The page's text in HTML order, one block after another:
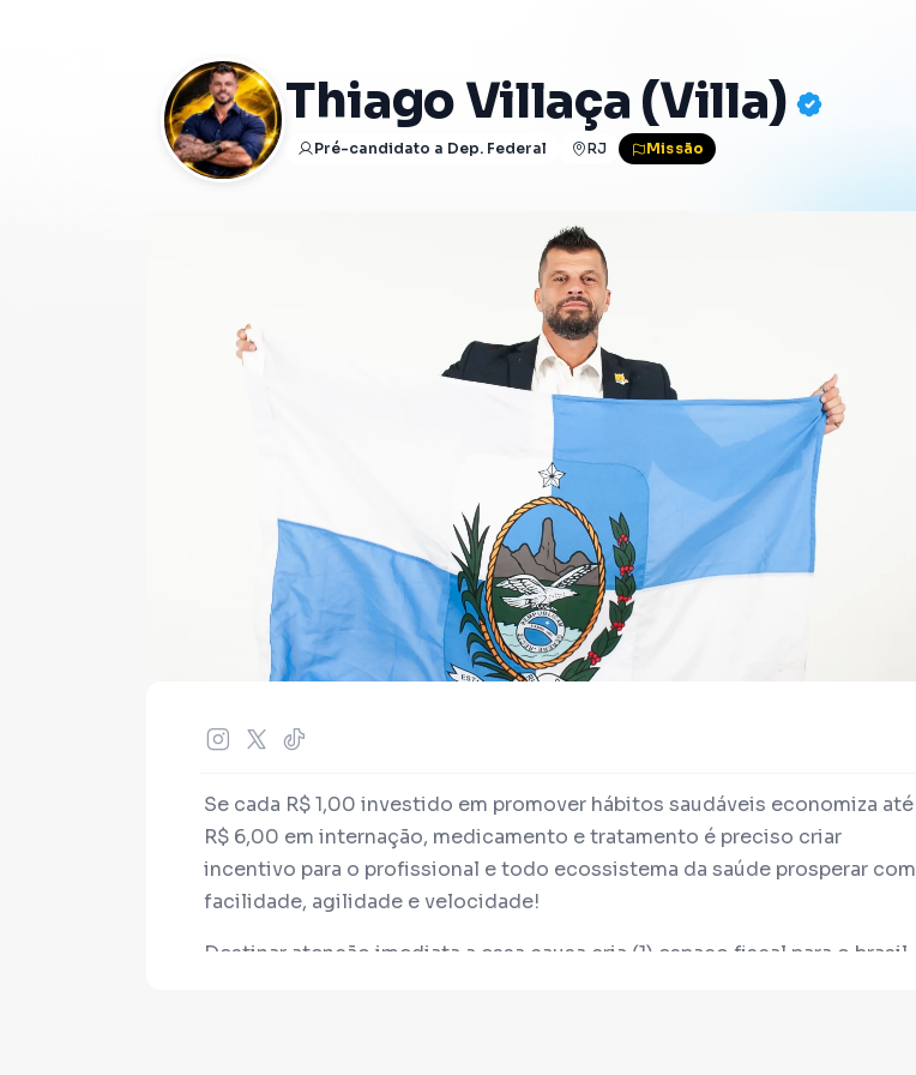
Thiago Villaça (villa)
Pré-candidato a Dep. Federal RJ Missão
Se cada R$ 1,00 investido em promover hábitos saudáveis economiza até
R$ 6,00 em internação, medicamento e tratamento é preciso criar
incentivo para o profissional e todo ecossistema da saúde prosperar com
facilidade, agilidade e velocidade!
Destinar atenção imediata a essa causa cria (1) espaço fiscal para o brasil